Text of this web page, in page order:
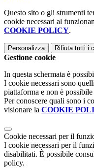
Questo sito o gli strumenti
cookie necessari al
COOKIE POLICY.
Personalizza Rifiuta tutti i
Gestione cookie
In questa schermata è
I cookie necessari sono
piattaforma e non è
Per conoscere quali sono i
visionare la COOKIE
Cookie necessari per il
I cookie necessari per il
disabilitati. È possibile
policy.